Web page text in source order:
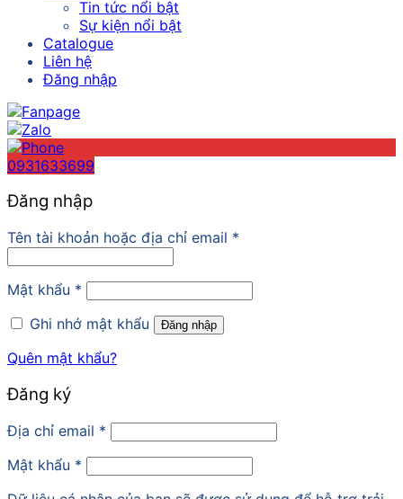
Tin tức nổi bật
Sự kiện nổi bật
Catalogue
Liên hệ
Đăng nhập
0931633699
Đăng nhập
Tên tài khoản hoặc địa chỉ email *
Mật khẩu *
Ghi nhớ mật khẩu
Đăng nhập
Quên mật khẩu?
Đăng ký
Địa chỉ email *
Mật khẩu *